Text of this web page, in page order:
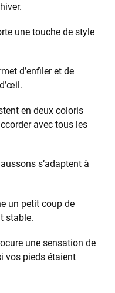
une touche de style
d’enfiler et de
en deux coloris
avec tous les
s’adaptent à
un petit coup de
stable.
une sensation de
vos pieds étaient